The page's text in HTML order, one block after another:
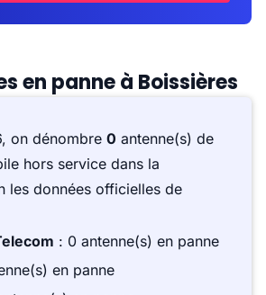
en panne à Boissières
on dénombre 0 antenne(s) de
hors service dans la
les données officielles de
: 0 antenne(s) en panne
en panne